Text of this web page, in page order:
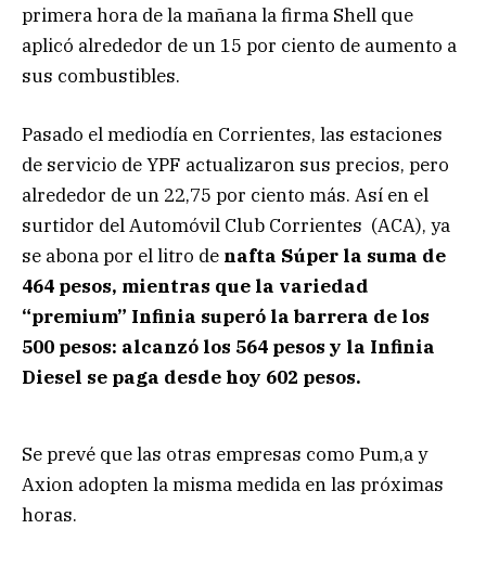
primera hora de la mañana la firma Shell que
aplicó alrededor de un 15 por ciento de aumento a
sus combustibles.
Pasado el mediodía en Corrientes, las estaciones
de servicio de YPF actualizaron sus precios, pero
alrededor de un 22,75 por ciento más. Así en el
surtidor del Automóvil Club Corrientes (ACA), ya
se abona por el litro de nafta Súper la suma de
464 pesos, mientras que la variedad
“premium” Infinia superó la barrera de los
500 pesos: alcanzó los 564 pesos y la Infinia
Diesel se paga desde hoy 602 pesos.
Se prevé que las otras empresas como Pum,a y
Axion adopten la misma medida en las próximas
horas.